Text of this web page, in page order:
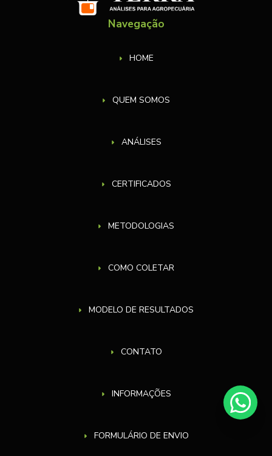
Navegação
HOME
QUEM SOMOS
ANÁLISES
CERTIFICADOS
METODOLOGIAS
COMO COLETAR
MODELO DE RESULTADOS
CONTATO
INFORMAÇÕES
FORMULÁRIO DE ENVIO